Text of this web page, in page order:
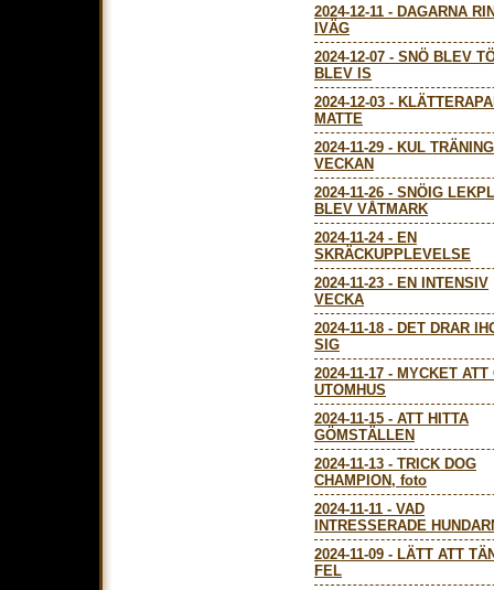
2024-12-11 - DAGARNA
IVÄG
2024-12-07 - SNÖ BLEV
BLEV IS
2024-12-03 -
MATTE
2024-11-29 - KUL
VECKAN
2024-11-26 - SNÖIG
BLEV VÅTMARK
2024-11-24- EN
SKRÄCKUPPLEVELSE
2024-11-23 - EN INTENSIV
VECKA
2024-11-18 - DET DRAR
SIG
2024-11-17 - MYCKET ATT
UTOMHUS
2024-11-15 - ATT HITTA
GÖMSTÄLLEN
2024-11-13 - TRICK DOG
CHAMPION, foto
2024-11-11 - VAD
INTRESSERADE
2024-11-09 - LÄTT ATT
FEL